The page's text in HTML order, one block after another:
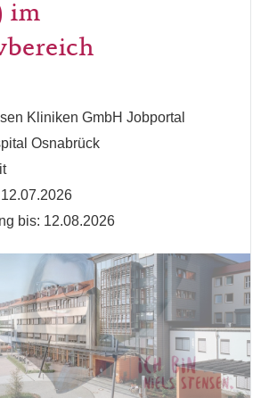
im
Kliniken GmbH Jobportal
Osnabrück
bis: 12.08.2026